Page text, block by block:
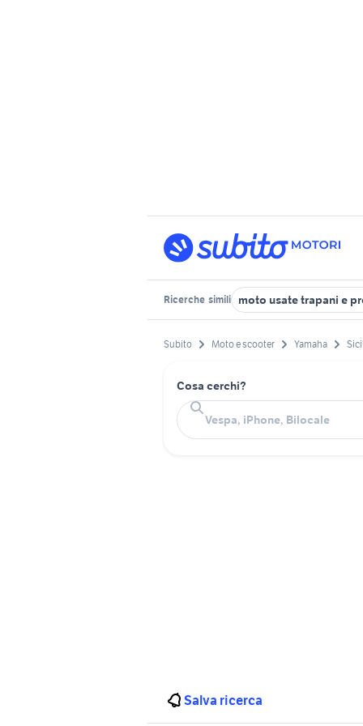
Ricerche simili moto usate trapani e
Subito Moto e scooter Yamaha
Cosa cerchi?
Salva ricerca